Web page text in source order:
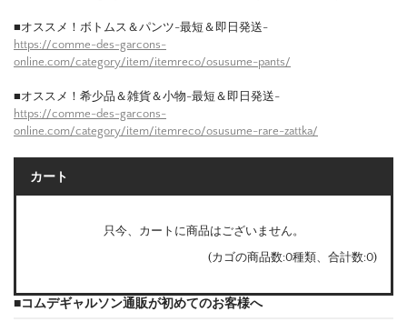
■オススメ！ボトムス＆パンツ-最短＆即日発送-
https://comme-des-garcons-
online.com/category/item/itemreco/osusume-pants/
■オススメ！希少品＆雑貨＆小物-最短＆即日発送-
https://comme-des-garcons-
online.com/category/item/itemreco/osusume-rare-zattka/
カート
只今、カートに商品はございません。
(カゴの商品数:0種類、合計数:0)
■コムデギャルソン通販が初めてのお客様へ